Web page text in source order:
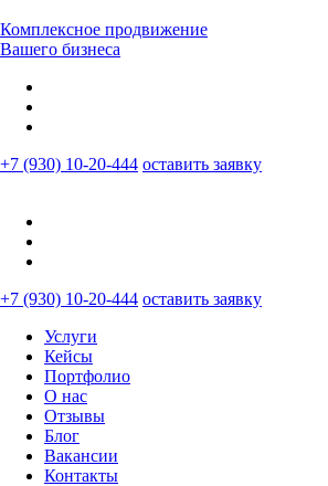
Комплексное продвижение
Вашего бизнеса
+7 (930) 10-20-444 оставить заявку
+7 (930) 10-20-444 оставить заявку
Услуги
Кейсы
Портфолио
О нас
Отзывы
Блог
Вакансии
Контакты